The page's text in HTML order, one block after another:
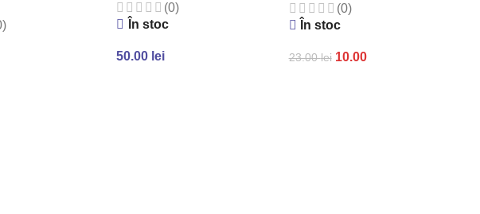
(0)
În stoc
50.00 lei
(0)
În stoc
23.00lei 10.00